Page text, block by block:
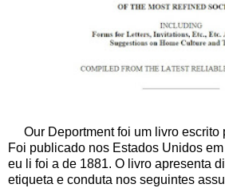
Our Deportment foi um livro escrito
Foi publicado nos Estados Unidos
eu li foi a de 1881. O livro apresenta
etiqueta e conduta nos seguintes